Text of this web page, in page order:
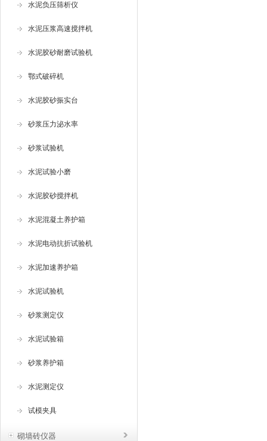
水泥负压筛析仪
水泥压浆高速搅拌机
水泥胶砂耐磨试验机
鄂式破碎机
水泥胶砂振实台
砂浆压力泌水率
砂浆试验机
水泥试验小磨
水泥胶砂搅拌机
水泥混凝土养护箱
水泥电动抗折试验机
水泥加速养护箱
水泥试验机
砂浆测定仪
水泥试验箱
砂浆养护箱
水泥测定仪
试模夹具
砌墙砖仪器